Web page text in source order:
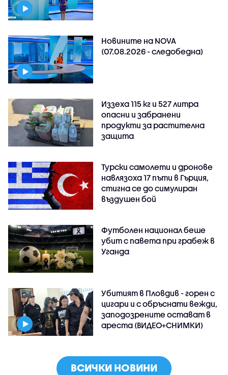
Новините на NOVA
(07.08.2026 - следобедна)
Иззеха 115 кг и 527 литра
опасни и забранени
продукти за растителна
защита
Турски самолети и дронове
навлязоха 17 пъти в Гърция,
стигна се до симулиран
въздушен бой
Футболен национал беше
убит с павета при грабеж в
Уганда
Убитият в Пловдив - горен с
цигари и с обръснати вежди,
заподозрените остават в
ареста (ВИДЕО+СНИМКИ)
ВСИЧКИ НОВИНИ